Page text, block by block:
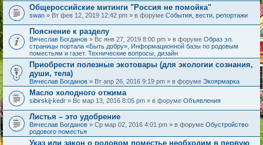
Общероссийские митинги "Россия не помойка"
swan » Вт фев 12, 2019 12:42 pm » в форуме События, вести, репортажи
Пояснение к разделу
Вячеслав Богданов » Вс янв 27, 2019 8:00 pm » в форуме Образ эл.
страницы портала «Быть добру», Информационной базы по родовым
поместьям и газет. Технические вопросы, дизайн
Приобрести полезные экотовары (для экологии сознания,
души, тела)
Вячеслав Богданов » Вт апр 26, 2016 9:19 pm » в форуме Экоярмарка
Масло холодного отжима
sibirskij-kedr » Вс мар 13, 2016 8:05 pm » в форуме Объявления
Листья – это удобрение
Вячеслав Богданов » Ср мар 02, 2016 4:01 pm » в форуме Обустройство
родового поместья
Указ или закон о родовом поместье необходим в первую